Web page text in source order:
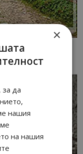
×
за да
нашия
на нашия